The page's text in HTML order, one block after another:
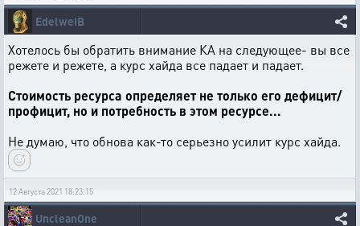
EdelweiB
Хотелось бы обратить внимание КА на следующее- вы все
режете и режете, а курс хайда все падает и падает.
Стоимость ресурса определяет не только его дефицит/
профицит, но и потребность в этом ресурсе...
Не думаю, что обнова как-то серьезно усилит курс хайда.
12 Августа 2021 18:23:15
UncleanOne